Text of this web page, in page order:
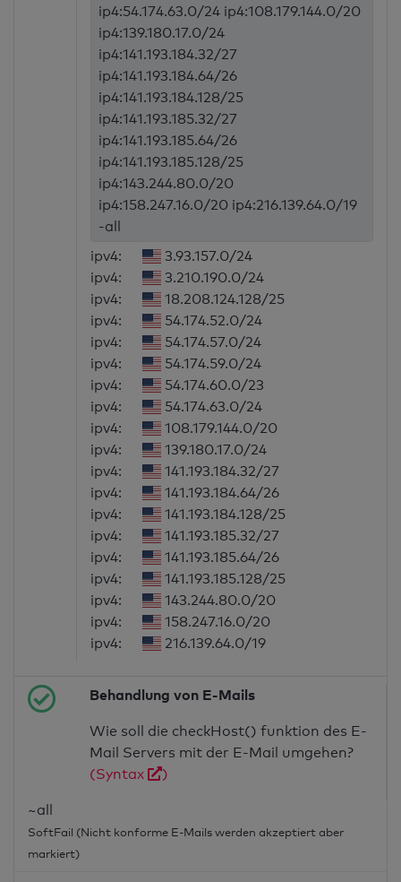
ip4:54.174.63.0/24 ip4:108.179.144.0/20
ip4:139.180.17.0/24
ip4:141.193.184.32/27
ip4:141.193.184.64/26
ip4:141.193.184.128/25
ip4:141.193.185.32/27
ip4:141.193.185.64/26
ip4:141.193.185.128/25
ip4:143.244.80.0/20
ip4:158.247.16.0/20 ip4:216.139.64.0/19
-all
ipv4:
3.93.157.0/24
ipv4:
3.210.190.0/24
ipv4:
18.208.124.128/25
ipv4:
54.174.52.0/24
ipv4:
54.174.57.0/24
ipv4:
54.174.59.0/24
ipv4:
54.174.60.0/23
ipv4:
54.174.63.0/24
ipv4:
108.179.144.0/20
ipv4:
139.180.17.0/24
ipv4:
141.193.184.32/27
ipv4:
141.193.184.64/26
ipv4:
141.193.184.128/25
ipv4:
141.193.185.32/27
ipv4:
141.193.185.64/26
ipv4:
141.193.185.128/25
ipv4:
143.244.80.0/20
ipv4:
158.247.16.0/20
ipv4:
216.139.64.0/19
Behandlung von E-Mails
Wie soll die checkHost() funktion des E-
Mail Servers mit der E-Mail umgehen?
(Syntax
)
~all
SoftFail (Nicht konforme E-Mails werden akzeptiert aber
markiert)